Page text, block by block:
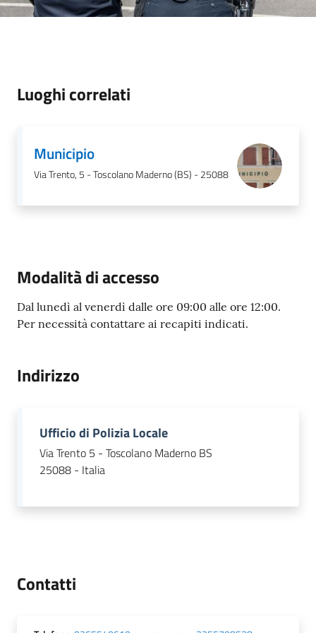
e
z
i
i
Tutti
gli
Luoghi correlati
Municipio
Via Trento, 5 - Toscolano Maderno (BS) - 25088
Modalità di accesso
Dal lunedì al venerdì dalle ore 09:00 alle ore 12:00.
Per necessità contattare ai recapiti indicati.
Indirizzo
Ufficio di Polizia Locale
Via Trento 5 - Toscolano Maderno BS
25088 - Italia
Contatti